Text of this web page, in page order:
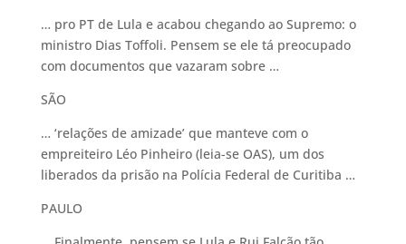
… pro PT de Lula e acabou chegando ao Supremo: o
ministro Dias Toffoli. Pensem se ele tá preocupado
com documentos que vazaram sobre …
SÃO
… ‘relações de amizade’ que manteve com o
empreiteiro Léo Pinheiro (leia-se OAS), um dos
liberados da prisão na Polícia Federal de Curitiba …
PAULO